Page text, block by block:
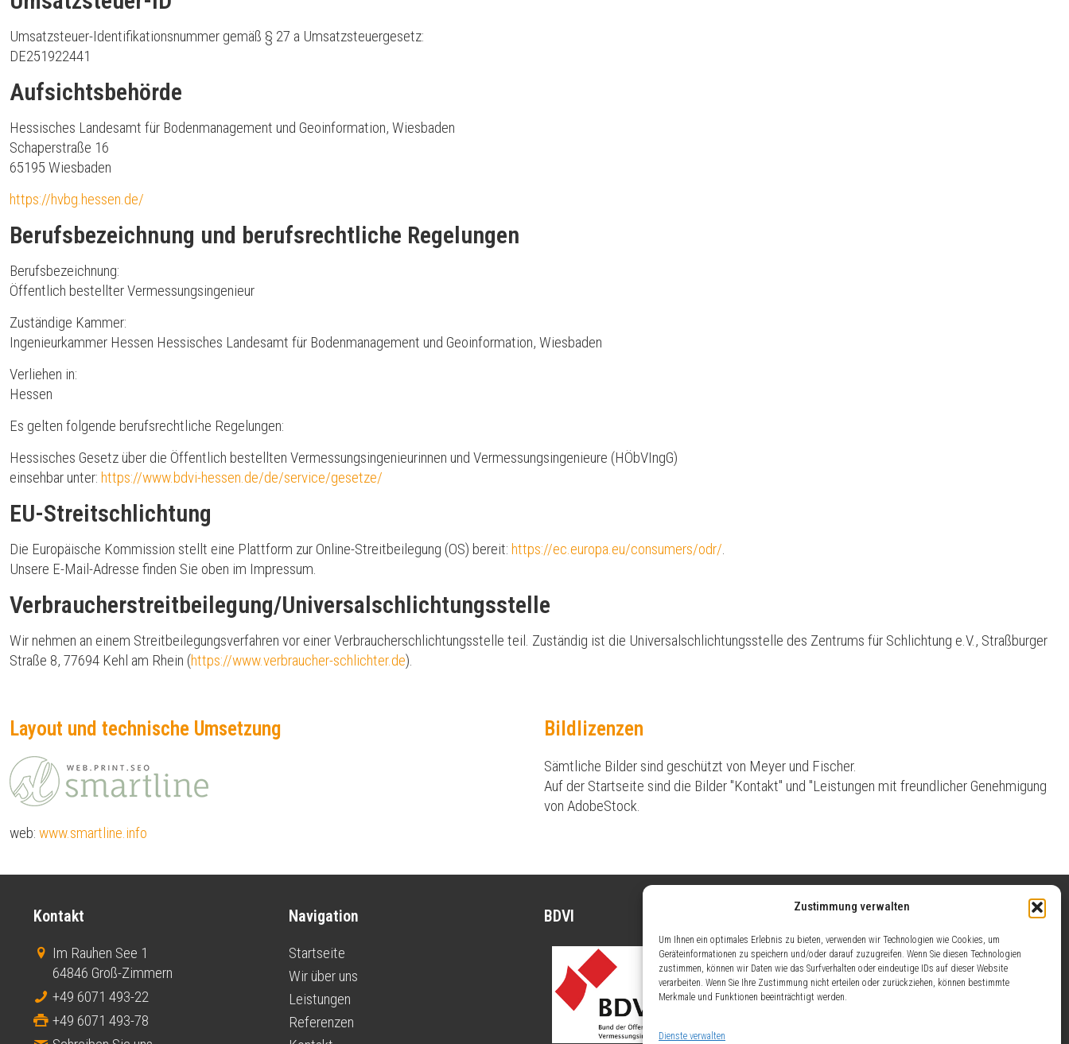
Zustimmung verwalten
Um Ihnen ein optimales Erlebnis zu bieten, verwenden wir Technologien wie Cookies, um
Geräteinformationen zu speichern und/oder darauf zuzugreifen. Wenn Sie diesen Technologien
zustimmen, können wir Daten wie das Surfverhalten oder eindeutige IDs auf dieser Website
verarbeiten. Wenn Sie Ihre Zustimmung nicht erteilen oder zurückziehen, können bestimmte
Merkmale und Funktionen beeinträchtigt werden.
Dienste verwalten
Umsatzsteuer-Identifikationsnummer gemäß § 27 a Umsatzsteuergesetz:
DE251922441
Aufsichtsbehörde
Hessisches Landesamt für Bodenmanagement und Geoinformation, Wiesbaden
Schaperstraße 16
65195 Wiesbaden
https://hvbg.hessen.de/
Berufsbezeichnung und berufsrechtliche Regelungen
Berufsbezeichnung:
Öffentlich bestellter Vermessungsingenieur
Zuständige Kammer:
Ingenieurkammer Hessen Hessisches Landesamt für Bodenmanagement und Geoinformation, Wiesbaden
Verliehen in:
Hessen
Es gelten folgende berufsrechtliche Regelungen:
Hessisches Gesetz über die Öffentlich bestellten Vermessungsingenieurinnen und Vermessungsingenieure (HÖbVIngG)
einsehbar unter: https://www.bdvi-hessen.de/de/service/gesetze/
EU-Streitschlichtung
Die Europäische Kommission stellt eine Plattform zur Online-Streitbeilegung (OS) bereit: https://ec.europa.eu/consumers/odr/.
Unsere E-Mail-Adresse finden Sie oben im Impressum.
Verbraucher­streit­beilegung/Universal­schlichtungs­stelle
Wir nehmen an einem Streitbeilegungsverfahren vor einer Verbraucherschlichtungsstelle teil. Zuständig ist die Universalschlichtungsstelle des Zentrums für Schlichtung e.V., Straßburger
Straße 8, 77694 Kehl am Rhein (https://www.verbraucher-schlichter.de).
Layout und technische Umsetzung
web: www.smartline.info
Bildlizenzen
Sämtliche Bilder sind geschützt von Meyer und Fischer.
Auf der Startseite sind die Bilder "Kontakt" und "Leistungen mit freundlicher Genehmigung
von AdobeStock.
Kontakt
Im Rauhen See 1
64846 Groß-Zimmern
+49 6071 493-22
+49 6071 493-78
Navigation
Startseite
Wir über uns
Leistungen
Referenzen
BDVI
Öffentlich bestellt durch das Ministerium
für Wirtschaft, Energie, Verkehr, Wohnen
und ländlicher Raum (HMWVW). Weitere
Informationen finden Sie unter dem Link